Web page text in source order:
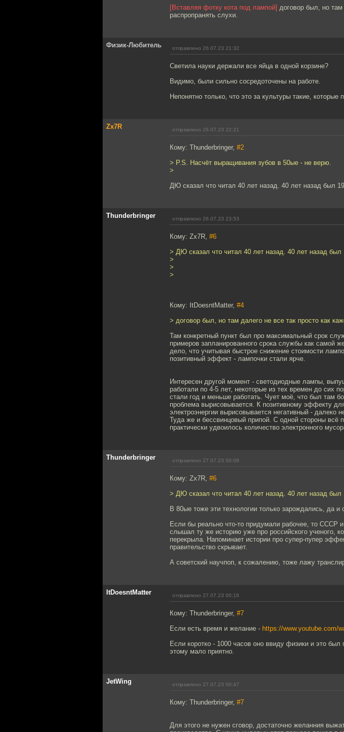
[Вставляя фотку кота под лампой] договор был, но там
распропранять слухи.
Физик-Любитель отправлено 26.07.23 21:32
Светила науки держали все яйца в одной корзине?
Видимо, были сильно сосредоточены на работе.
Непонятно только, что это за культуры такие,
Zx7R отправлено 26.07.23 22:21
Кому: Thunderbringer, #2
> P.S. Насчёт выращивания зубов в 50ые - не верю.
>
ДЮ сказал что читал 40 лет назад. 40 лет назад был
Thunderbringer отправлено 26.07.23 23:53
Кому: Zx7R, #6
> ДЮ сказал что читал 40 лет назад. 40 лет назад был
>
>
>
Кому: ItDoesntMatter, #4
> договор был, но там далего не все так просто как
Там конкретный пункт был про максимальный срок
примеров запланированного срока службы как самой
дело, что учитывая быстрое снижение стоимости
позитивный эффект - лампочки стали ярче.
Интересен другой момент - светодиодные лампы,
работали по 4-5 лет, некоторые из тех времен до сих
стали год и меньше работать. Чует моё, что был там
проблема вырисовывается. К позитивному эффекту
электроэнергии вырисовывается негативный - далеко
Туда же и бессвинцовый припой. С одной стороны всё
практически удвоилось количество электронного
Thunderbringer отправлено 27.07.23 00:08
Кому: Zx7R, #6
> ДЮ сказал что читал 40 лет назад. 40 лет назад был
В 80ые тоже эти технологии только зарождались, да и
Если бы реально что-то придумали рабочее, то СССР
слышал ту же историю уже про российского ученого,
перекрыла. Напоминает истории про супер-пупер
правительство скрывает.
А советский научпоп, к сожалению, тоже лажу
ItDoesntMatter отправлено 27.07.23 00:16
Кому: Thunderbringer, #7
Если есть время и желание - https://www.youtube.com/
Если коротко - 1000 часов оно ввиду физики и это
этому мало приятно.
JetWing отправлено 27.07.23 00:47
Кому: Thunderbringer, #7
Для этого не нужен сговор, достаточно желанния